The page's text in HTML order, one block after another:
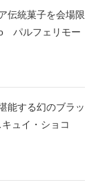
伝統菓子を会場限
パルフェリモー
能する幻のブラッ
ュイ・ショコ